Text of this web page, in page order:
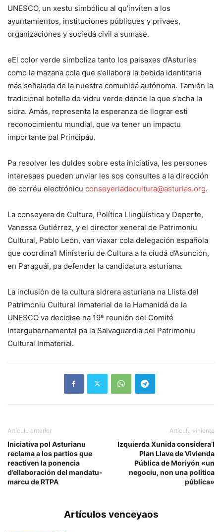
UNESCO, un xestu simbólicu al qu’inviten a los
ayuntamientos, instituciones públiques y privaes,
organizaciones y sociedá civil a sumase.
eEl color verde simboliza tanto los paisaxes d’Asturies
como la mazana cola que s’ellabora la bebida identitaria
más señalada de la nuestra comunidá autónoma. Tamién la
tradicional botella de vidru verde dende la que s’echa la
sidra. Amás, representa la esperanza de llograr esti
reconocimientu mundial, que va tener un impactu
importante pal Principáu.
Pa resolver les duldes sobre esta iniciativa, les persones
interesaes pueden unviar les sos consultes a la dirección
de corréu electrónicu conseyeriadecultura@asturias.org.
La conseyera de Cultura, Política Llingüística y Deporte,
Vanessa Gutiérrez, y el director xeneral de Patrimoniu
Cultural, Pablo León, van viaxar cola delegación española
que coordina’l Ministeriu de Cultura a la ciudá d’Asunción,
en Paraguái, pa defender la candidatura asturiana.
La inclusión de la cultura sidrera asturiana na Llista del
Patrimoniu Cultural Inmaterial de la Humanidá de la
UNESCO va decidise na 19ª reunión del Comité
Intergubernamental pa la Salvaguardia del Patrimoniu
Cultural Inmaterial.
Artículu anterior
Iniciativa pol Asturianu
reclama a los partíos que
reactiven la ponencia
d’ellaboración del mandatu-
marcu de RTPA
Artículu viniente
Izquierda Xunida considera’l
Plan Llave de Vivienda
Pública de Moriyón «un
negociu, non una política
pública»
Artículos venceyaos